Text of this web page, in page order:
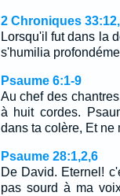
2 Chroniques
Lorsqu'il fut dans la
s'humilia
Psaume 6:1-9
Au chef des
à huit cordes.
dans ta colère, Et
Psaume 28:1,2,6
De David. Eternel!
pas sourd à ma